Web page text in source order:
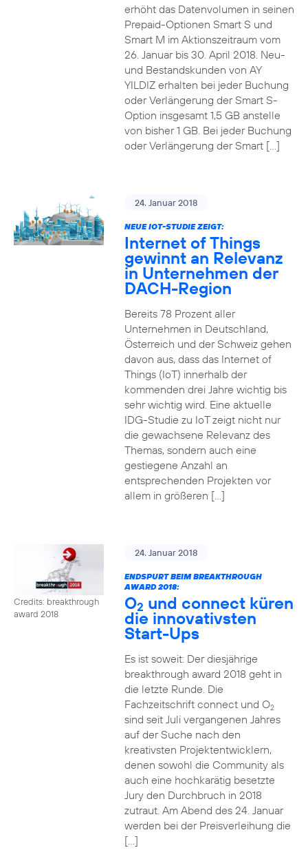
erhöht das Datenvolumen in seinen
Prepaid-Optionen Smart S und
Smart M im Aktionszeitraum vom
26. Januar bis 30. April 2018. Neu-
und Bestandskunden von AY
YILDIZ erhalten bei jeder Buchung
oder Verlängerung der Smart S-
Option insgesamt 1,5 GB anstelle
von bisher 1 GB. Bei jeder Buchung
oder Verlängerung der Smart […]
24. Januar 2018
NEUE IOT-STUDIE ZEIGT:
Internet of Things
gewinnt an Relevanz
in Unternehmen der
DACH-Region
Bereits 78 Prozent aller
Unternehmen in Deutschland,
Österreich und der Schweiz gehen
davon aus, dass das Internet of
Things (IoT) innerhalb der
kommenden drei Jahre wichtig bis
sehr wichtig wird. Eine aktuelle
IDG-Studie zu IoT zeigt nicht nur
die gewachsene Relevanz des
Themas, sondern auch eine
gestiegene Anzahl an
entsprechenden Projekten vor
allem in größeren […]
Credits: breakthrough
award 2018
24. Januar 2018
ENDSPURT BEIM BREAKTHROUGH
AWARD 2018:
O2 und connect küren
die innovativsten
Start-Ups
Es ist soweit: Der diesjährige
breakthrough award 2018 geht in
die letzte Runde. Die
Fachzeitschrift connect und O2
sind seit Juli vergangenen Jahres
auf der Suche nach den
kreativsten Projektentwicklern,
denen sowohl die Community als
auch eine hochkarätig besetzte
Jury den Durchbruch in 2018
zutraut. Am Abend des 24. Januar
werden bei der Preisverleihung die
[…]